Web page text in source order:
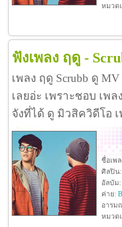
หมวด
ฟังเพลง ฤดู -
เพลง ฤดู Scrubb ดู
เลยอ่ะ เพราะชอบ เพ
จังที่ได้ ดู มิวสิควิดีโอ
ชื่อเพ
ศิลปิน:
อัลบัม:
ค่าย:
อารม
หมวด